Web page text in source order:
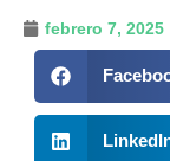
febrero 7, 2025